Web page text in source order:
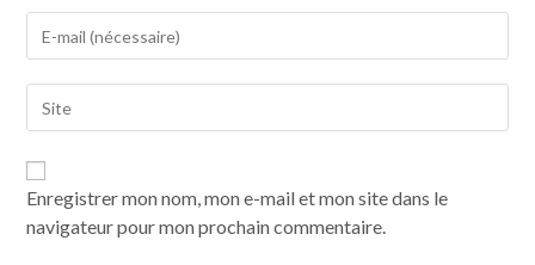
Enregistrer mon nom, mon e-mail et mon site dans le
navigateur pour mon prochain commentaire.